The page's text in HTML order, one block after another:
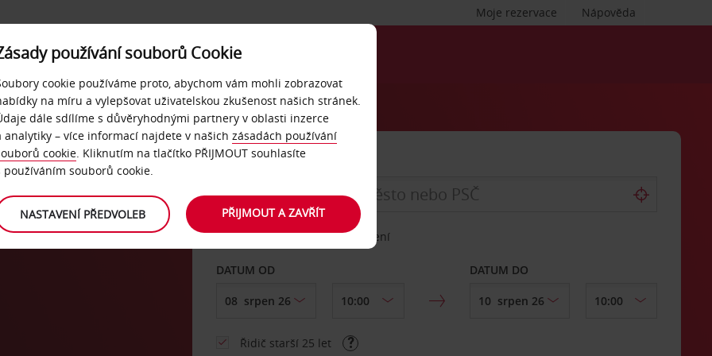
Nápověda
Moje rezervace
NAŠE SLUŽBY FIREMNÍ ZÁKAZNÍCI
Vyberte si jiné místo vrácení
DATUM OD DATUM DO
Řidič starší 25 let
používání souborů Cookie
cookie používáme proto, abychom vám mohli zobrazovat
na míru a vylepšovat uživatelskou zkušenost našich stránek.
dále sdílíme s důvěryhodnými partnery v oblasti inzerce
analytiky – více informací najdete v našich zásadách používání
cookie. Kliknutím na tlačítko PŘIJMOUT souhlasíte
používáním souborů cookie.
NASTAVENÍ PŘEDVOLEB PŘIJMOUT A ZAVŘÍT